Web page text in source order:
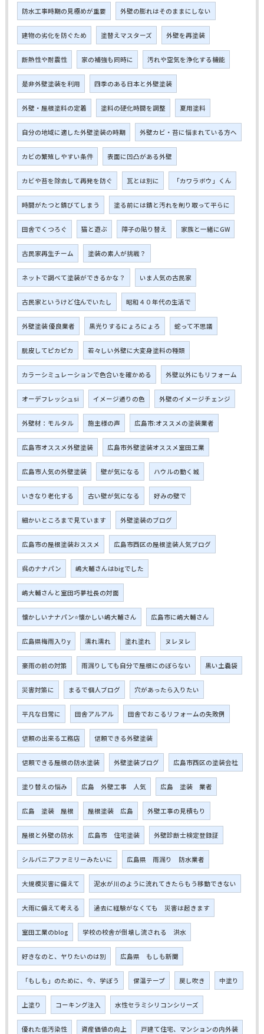
防水工事時期の見極めが重要 外壁の膨れはそのままにしない
建物の劣化を防ぐため 塗替えマスターズ 外壁を再塗装
断熱性や耐震性 家の補強も同時に 汚れや空気を浄化する機能
是非外壁塗装を利用 四季のある日本と外壁塗装
外壁・屋根塗料の定着 塗料の硬化時間を調整 夏用塗料
自分の地域に適した外壁塗装の時期 外壁カビ・苔に悩まれている方へ
カビの繁殖しやすい条件 表面に凹凸がある外壁
カビや苔を除去して再発を防ぐ 瓦とは別に 「カワラボウ」くん
時間がたつと錆びてしまう 塗る前には錆と汚れを削り取って平らに
田舎でくつろぐ 猫と遊ぶ 障子の貼り替え 家族と一緒にGW
古民家再生チーム 塗装の素人が挑戦？
ネットで調べて塗装ができるかな？ いま人気の古民家
古民家というけど住んでいたし 昭和４０年代の生活で
外壁塗装 優良業者 黒光りするにょろにょろ 蛇って不思議
脱皮してピカピカ 若々しい外壁に大変身塗料の種類
カラーシミュレーションで色合いを確かめる 外壁以外にもリフォーム
オーデフレッシュsi イメージ通りの色 外壁のイメージチェンジ
外壁材：モルタル 施主様の声 広島市:オススメの塗装業者
広島市オススメ外壁塗装 広島市外壁塗装オススメ室田工業
広島市人気の外壁塗装 壁が気になる ハウルの動く城
いきなり老化する 古い壁が気になる 好みの壁で
細かいところまで見ています 外壁塗装のブログ
広島市の屋根塗装おススメ 広島市西区の屋根塗装人気ブログ
呉のナナパン 嶋大輔さんはbigでした
嶋大輔さんと室田巧夢社長の対面
懐かしいナナパン⭐懐かしい嶋大輔さん 広島市に嶋大輔さん
広島県梅雨入りy 濡れ濡れ 塗れ塗れ ヌレヌレ
豪雨の前の対策 雨漏りしても自分で屋根にのぼらない 黒い土嚢袋
災害対策に まるで個人ブログ 穴があったら入りたい
平凡な日常に 田舎アルアル 田舎でおこるリフォームの失敗例
信頼の出来る工務店 信頼できる外壁塗装
信頼できる屋根の防水塗装 外壁塗装ブログ 広島市西区の塗装会社
塗り替えの悩み 広島 外壁工事 人気 広島 塗装 業者
広島 塗装 屋根 屋根塗装 広島 外壁工事の見積もり
屋根と外壁の防水 広島市 住宅塗装 外壁診断士検定登録証
シルバニアファミリーみたいに 広島県 雨漏り 防水業者
大規模災害に備えて 泥水が川のように流れてきたらもう移動できない
大雨に備えて考える 過去に経験がなくても 災害は起きます
室田工業のblog 学校の校舎が倒壊し流される 洪水
好きなのと、ヤりたいのは別 広島県 もしも新聞
「もしも」のために、今、学ぼう 保温テープ 戻し吹き 中塗り
上塗り コーキング注入 水性セラミシリコンシリーズ
優れた低汚染性 資産価値の向上 戸建て住宅、マンションの内外装